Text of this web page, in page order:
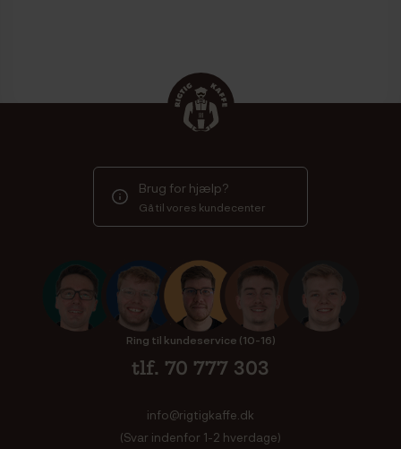
Brug for hjælp?
Gå til vores kundecenter
Ring til kundeservice (10-16)
tlf. 70 777 303
info@rigtigkaffe.dk
(Svar indenfor 1-2 hverdage)